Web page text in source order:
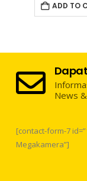
ADD TO
News
[contact-form-7
Megakamera”]